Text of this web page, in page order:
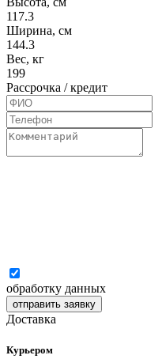
117.3
Ширина, см
144.3
Вес, кг
199
Рассрочка / кредит
обработку данных
отправить заявку
Доставка
Курьером